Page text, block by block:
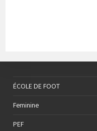
ÉCOLE DE FOOT
Feminine
PEF